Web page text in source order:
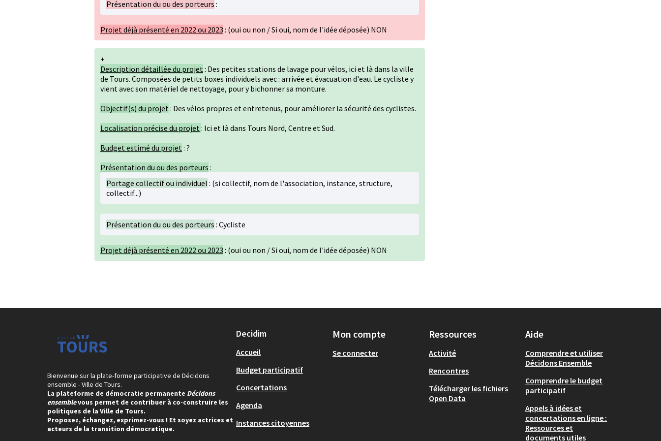
Présentation du ou des porteurs :
Projet déjà présenté en 2022 ou 2023 : (oui ou non / Si oui, nom de l'idée déposée) NON
+
Description détaillée du projet: Des petites stations de lavage pour vélos, ici et là dans la ville
de Tours. Composées de petits boxes individuels avec : arrivée et évacuation d'eau. Le cycliste y
vient avec son matériel de nettoyage, pour y bichonner sa monture.
Objectif(s) du projet: Des vélos propres et entretenus, pour améliorer la sécurité des cyclistes.
Localisation précise du projet: Ici et là dans Tours Nord, Centre et Sud.
Budget estimé du projet: ?
Présentation du ou des porteurs :
Portage collectif ou individuel : (si collectif, nom de l'association, instance, structure,
collectif...)
Présentation du ou des porteurs : Cycliste
Projet déjà présenté en 2022 ou 2023 : (oui ou non / Si oui, nom de l'idée déposée) NON
Bienvenue sur la plate-forme participative de Décidons
ensemble - Ville de Tours.
La plateforme de démocratie permanente Décidons
ensemblevous permet de contribuer à co-construire les
politiques de la Ville de Tours.
Proposez, échangez, exprimez-vous ! Et soyez actrices et
acteurs de la transition démocratique.
Decidim
Accueil
Budget participatif
Concertations
Agenda
Instances citoyennes
Mon compte
Se connecter
Ressources
Activité
Rencontres
Télécharger les fichiers
Open Data
Aide
Comprendre et utiliser
Décidons Ensemble
Comprendre le budget
participatif
Appels à idées et
concertations en ligne :
Ressources et
documents utiles